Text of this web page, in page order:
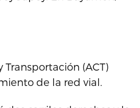
(ACT)
de la red vial.